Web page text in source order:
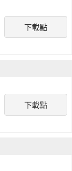
下載點
下載點